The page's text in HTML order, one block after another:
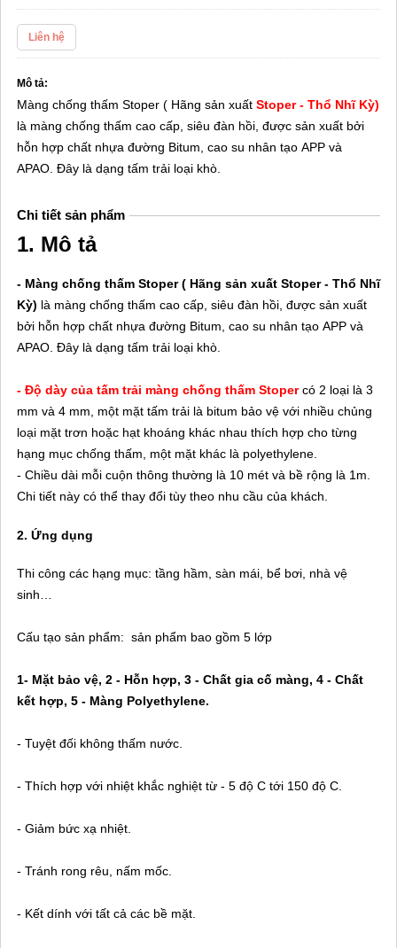
Liên hệ
Mô tả:
Màng chống thấm Stoper ( Hãng sản xuất Stoper - Thổ Nhĩ Kỳ)
là màng chống thấm cao cấp, siêu đàn hồi, được sản xuất bởi
hỗn hợp chất nhựa đường Bitum, cao su nhân tạo APP và
APAO. Đây là dạng tấm trải loại khò.
Chi tiết sản phẩm
1. Mô tả
- Màng chống thấm Stoper ( Hãng sản xuất Stoper - Thổ Nhĩ
Kỳ) là màng chống thấm cao cấp, siêu đàn hồi, được sản xuất
bởi hỗn hợp chất nhựa đường Bitum, cao su nhân tạo APP và
APAO. Đây là dạng tấm trải loại khò.
- Độ dày của tấm trải màng chống thấmStopercó 2 loại là 3
mm và 4 mm, một mặt tấm trải là bitum bảo vệ với nhiều chủng
loại mặt trơn hoặc hạt khoáng khác nhau thích hợp cho từng
hạng mục chống thấm, một mặt khác là polyethylene.
- Chiều dài mỗi cuộn thông thường là 10 mét và bề rộng là 1m.
Chi tiết này có thể thay đổi tùy theo nhu cầu của khách.
2. Ứng dụng
Thi công các hạng mục: tầng hầm, sàn mái, bể bơi, nhà vệ
sinh…
Cấu tạo sản phẩm: sản phẩm bao gồm 5 lớp
1- Mặt bảo vệ, 2 - Hỗn hợp, 3 - Chất gia cố màng, 4 - Chất
kết hợp, 5 - Màng Polyethylene.
- Tuyệt đối không thấm nước.
- Thích hợp với nhiệt khắc nghiệt từ - 5 độ C tới 150 độ C.
- Giảm bức xạ nhiệt.
- Tránh rong rêu, nấm mốc.
- Kết dính với tất cả các bề mặt.